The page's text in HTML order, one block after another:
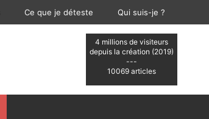
Ce que je déteste Qui suis-je ?
4 millions de visiteurs
depuis la création (2019)
---
10069 articles